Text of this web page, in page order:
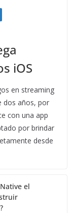
iOS
en streaming
dos años, por
con una app
por brindar
desde
el